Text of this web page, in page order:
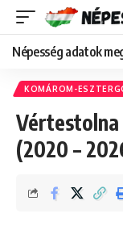
Népesség adatok
KOMÁROM-
Vértestolna
(2020 –